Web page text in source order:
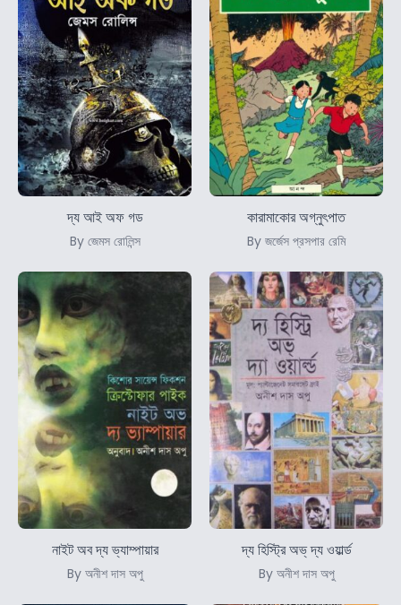
দ্য আই অফ গড
By জেমস রোলিন্স
কারামাকোর অগ্নুৎপাত
By জর্জেস প্রসপার রেমি
নাইট অব দ্য ভ্যাম্পায়ার
By অনীশ দাস অপু
দ্য হিস্ট্রি অভ্ দ্য ওয়ার্ল্ড
By অনীশ দাস অপু